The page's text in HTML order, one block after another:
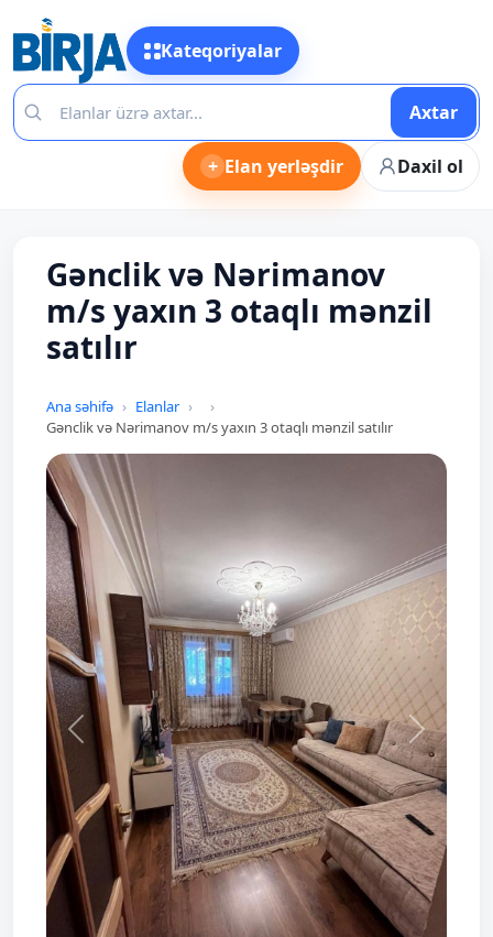
Kateqoriyalar
Axtar
+ Elan yerləşdir Daxil ol
Gənclik və Nərimanov
m/s yaxın 3 otaqlı mənzil
satılır
Ana səhifə
Elanlar
Gənclik və Nərimanov m/s yaxın 3 otaqlı mənzil satılır
Prev Next